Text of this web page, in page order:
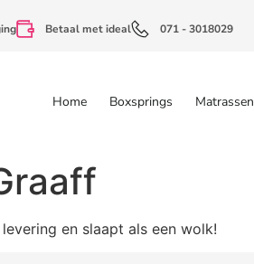
Betaal met ideal 071 - 3018029
Home Boxsprings Matrassen
en slaapt als een wolk!